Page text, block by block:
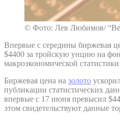
© Фото: Лев Любимов/
Впервые с середины биржевая
$4400 за тройскую унцию на
макроэкономической
Биржевая цена на золото
публикации статистических
впервые с 17 июня превысил
этом свидетельствуют данные